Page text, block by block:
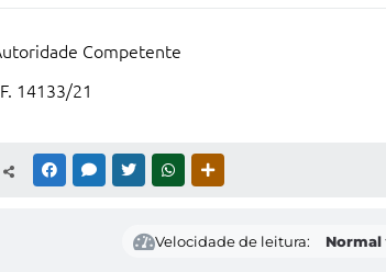
Competente
14133/21
FACEBOOKMESSENGER
TWITTERWHATSAPP
Velocidade de leitura: